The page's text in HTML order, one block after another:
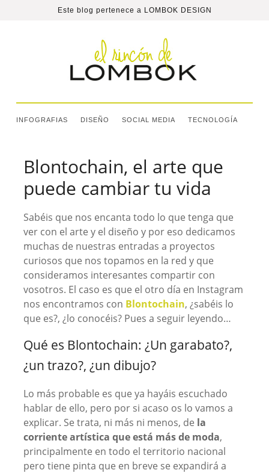
Este blog pertenece a LOMBOK DESIGN
INFOGRAFIAS DISEÑO SOCIAL MEDIA TECNOLOGÍA
Blontochain, el arte que
puede cambiar tu vida
Sabéis que nos encanta todo lo que tenga que
ver con el arte y el diseño y por eso dedicamos
muchas de nuestras entradas a proyectos
curiosos que nos topamos en la red y que
consideramos interesantes compartir con
vosotros. El caso es que el otro día en Instagram
nos encontramos con Blontochain, ¿sabéis lo
que es?, ¿lo conocéis? Pues a seguir leyendo…
Qué es Blontochain: ¿Un garabato?,
¿un trazo?, ¿un dibujo?
Lo más probable es que ya hayáis escuchado
hablar de ello, pero por si acaso os lo vamos a
explicar. Se trata, ni más ni menos, de la
corriente artística que está más de moda,
principalmente en todo el territorio nacional
pero tiene pinta que en breve se expandirá a